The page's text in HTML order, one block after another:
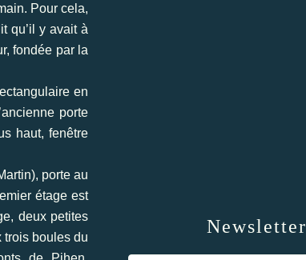
Pour cela,
qu’il y avait à
fondée par la
en
porte
haut, fenêtre
porte au
étage est
deux petites
trois boules du
Newsletter